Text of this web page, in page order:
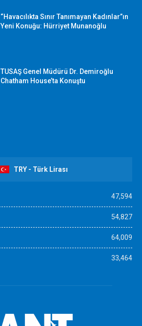
“Havacılıkta Sınır Tanımayan Kadınlar”ın
Yeni Konuğu: Hürriyet Munanoğlu
TUSAŞ Genel Müdürü Dr. Demiroğlu
Chatham House’ta Konuştu
TRY - Türk Lirası
47,594
54,827
64,009
33,464